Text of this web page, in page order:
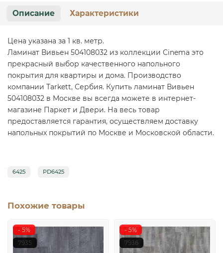
Описание Характеристики
Цена указана за 1 кв. метр.
Ламинат Вивьен 504108032 из коллекции Cinema это
прекрасный выбор качественного напольного
покрытия для квартиры и дома. Производство
компании Tarkett, Сербия. Купить ламинат Вивьен
504108032 в Москве вы всегда можете в интернет-
магазине Паркет и Двери. На весь товар
предоставляется гарантия, осуществляем доставку
напольных покрытий по Москве и Московской области.
6425 PD6425
Похожие товары
- 5%
7935
- 5%
7936